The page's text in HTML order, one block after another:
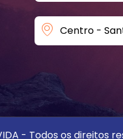
Centro -
- Todos os direitos